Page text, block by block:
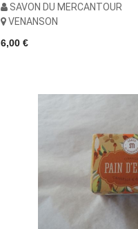
SAVON DU MERCANTOUR
VENANSON
6,00 €